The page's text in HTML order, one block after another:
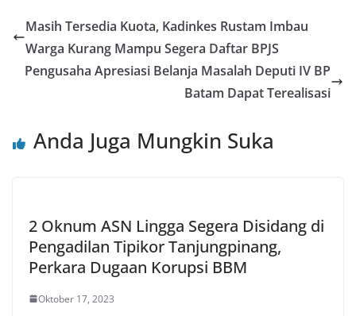
Masih Tersedia Kuota, Kadinkes Rustam Imbau
Warga Kurang Mampu Segera Daftar BPJS
Pengusaha Apresiasi Belanja Masalah Deputi IV BP
Batam Dapat Terealisasi
Anda Juga Mungkin Suka
2 Oknum ASN Lingga Segera Disidang di
Pengadilan Tipikor Tanjungpinang,
Perkara Dugaan Korupsi BBM
Oktober 17, 2023